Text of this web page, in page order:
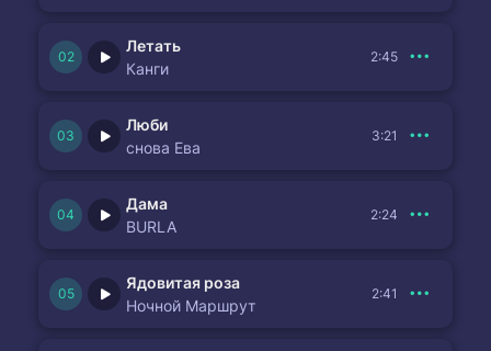
Летать
Канги
2:45
Люби
снова Ева
3:21
Дама
BURLA
2:24
Ядовитая роза
Ночной Маршрут
2:41